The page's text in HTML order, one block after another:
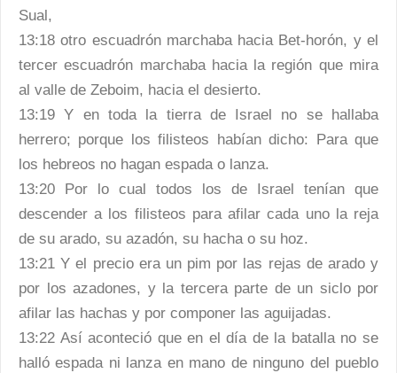
Sual,
13:18 otro escuadrón marchaba hacia Bet-horón, y el
tercer escuadrón marchaba hacia la región que mira
al valle de Zeboim, hacia el desierto.
13:19 Y en toda la tierra de Israel no se hallaba
herrero; porque los filisteos habían dicho: Para que
los hebreos no hagan espada o lanza.
13:20 Por lo cual todos los de Israel tenían que
descender a los filisteos para afilar cada uno la reja
de su arado, su azadón, su hacha o su hoz.
13:21 Y el precio era un pim por las rejas de arado y
por los azadones, y la tercera parte de un siclo por
afilar las hachas y por componer las aguijadas.
13:22 Así aconteció que en el día de la batalla no se
halló espada ni lanza en mano de ninguno del pueblo